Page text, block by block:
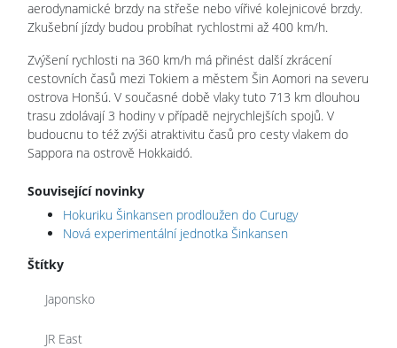
aerodynamické brzdy na střeše nebo vířivé kolejnicové brzdy.
Zkušební jízdy budou probíhat rychlostmi až 400 km/h.
Zvýšení rychlosti na 360 km/h má přinést další zkrácení
cestovních časů mezi Tokiem a městem Šin Aomori na severu
ostrova Honšú. V současné době vlaky tuto 713 km dlouhou
trasu zdolávají 3 hodiny v případě nejrychlejších spojů. V
budoucnu to též zvýši atraktivitu časů pro cesty vlakem do
Sappora na ostrově Hokkaidó.
Související novinky
Hokuriku Šinkansen prodloužen do Curugy
Nová experimentální jednotka Šinkansen
Štítky
Japonsko
JR East